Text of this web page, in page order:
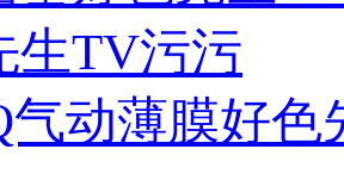
生TV污污
气动薄膜好色